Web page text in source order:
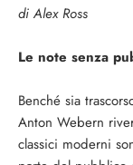
di Alex Ross
Le note senza
Benché sia
Anton Webern
classici moderni